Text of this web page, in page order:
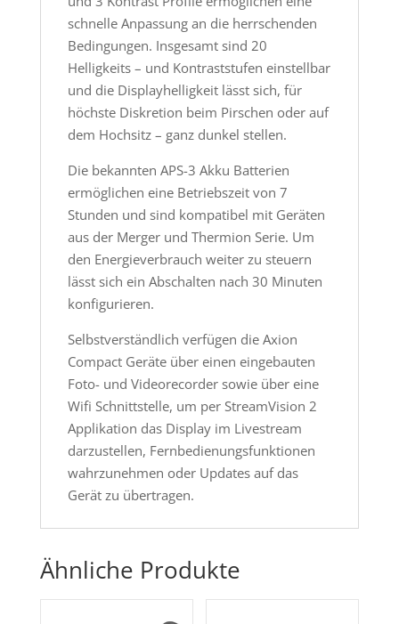
schnelle Anpassung an die herrschenden
Bedingungen. Insgesamt sind 20
Helligkeits – und Kontraststufen einstellbar
und die Displayhelligkeit lässt sich, für
höchste Diskretion beim Pirschen oder auf
dem Hochsitz – ganz dunkel stellen.
Die bekannten APS-3 Akku Batterien
ermöglichen eine Betriebszeit von 7
Stunden und sind kompatibel mit Geräten
aus der Merger und Thermion Serie. Um
den Energieverbrauch weiter zu steuern
lässt sich ein Abschalten nach 30 Minuten
konfigurieren.
Selbstverständlich verfügen die Axion
Compact Geräte über einen eingebauten
Foto- und Videorecorder sowie über eine
Wifi Schnittstelle, um per StreamVision 2
Applikation das Display im Livestream
darzustellen, Fernbedienungsfunktionen
wahrzunehmen oder Updates auf das
Gerät zu übertragen.
Ähnliche Produkte